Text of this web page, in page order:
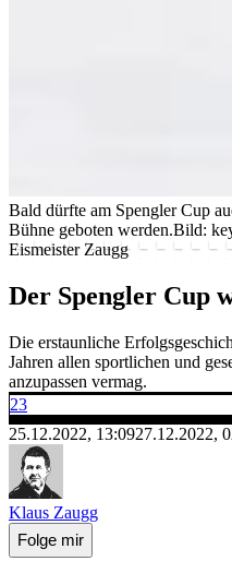
Bald dürfte am Spengler Cup
Bühne geboten werden.Bild:
Eismeister Zaugg
Der Spengler Cup
Die erstaunliche
Jahren allen sportlichen und
anzupassen vermag.
23
25.12.2022, 13:0927.12.2022,
Klaus Zaugg
Folge mir